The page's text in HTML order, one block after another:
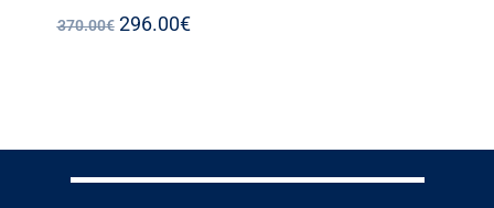
370.00€ 296.00€